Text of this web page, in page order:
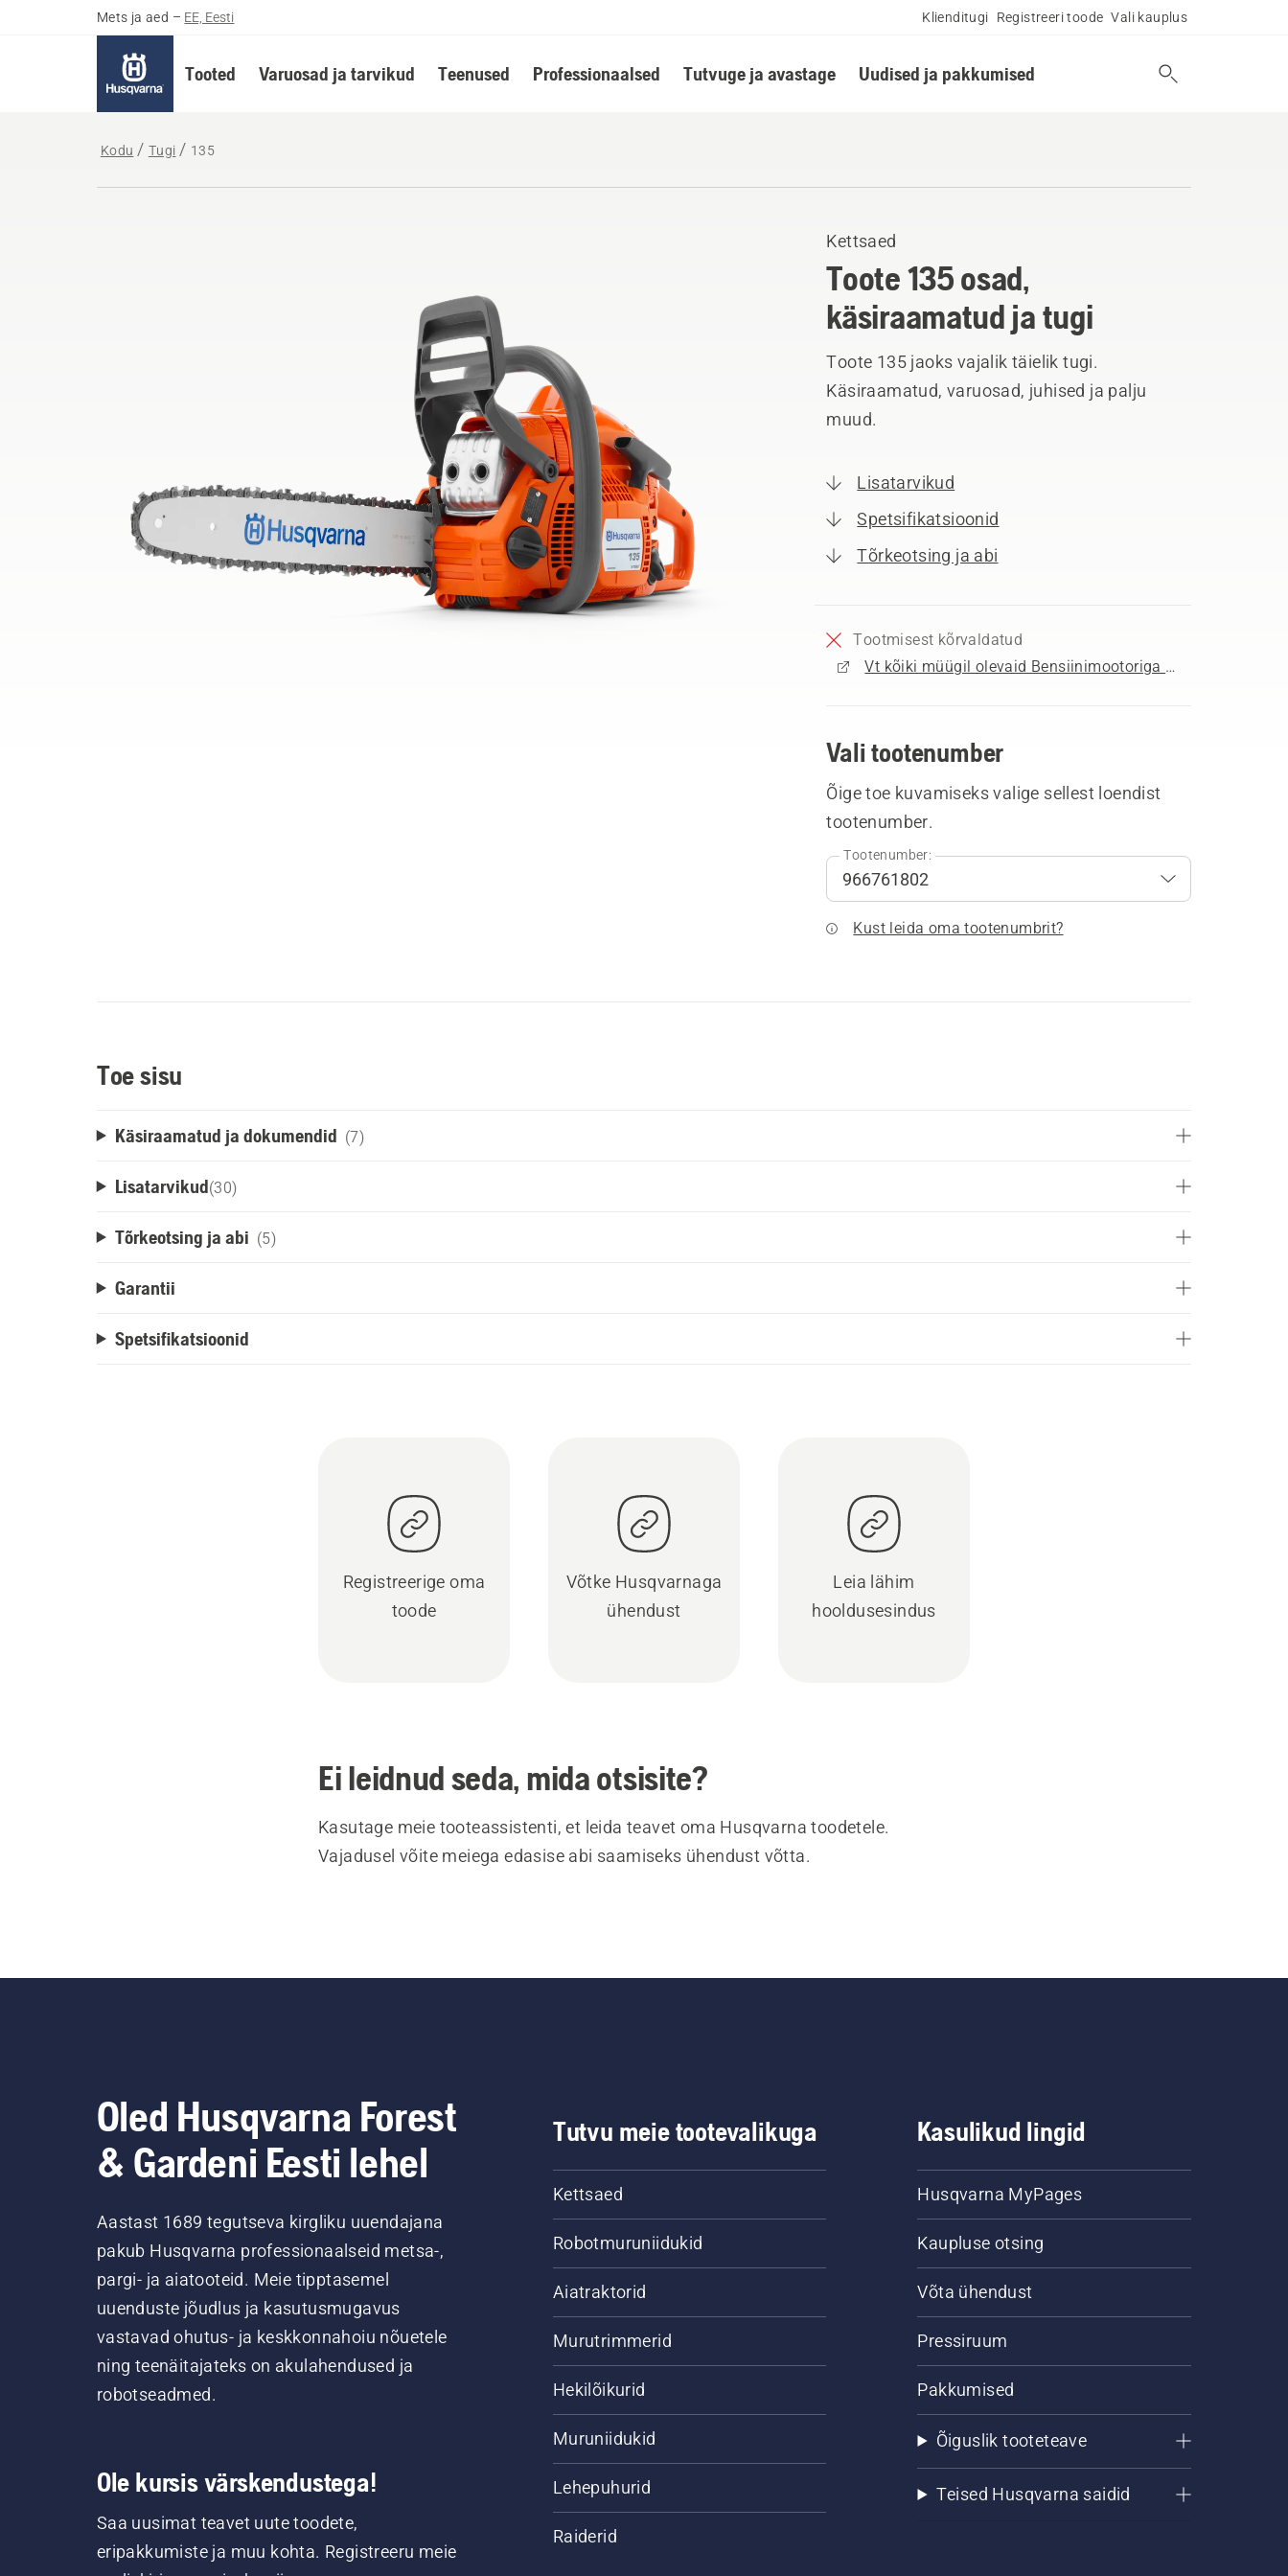
Mets ja aed – EE, Eesti Klienditugi Registreeri toode Vali kauplus
Tooted Varuosad ja tarvikud Teenused Professionaalsed Tutvuge ja avastage Uudised ja pakkumised
Kodu Tugi 135
Kettsaed
Toote 135 osad,
käsiraamatud ja tugi
Toote 135 jaoks vajalik täielik tugi.
Käsiraamatud, varuosad, juhised ja palju
muud.
Lisatarvikud
Spetsifikatsioonid
Tõrkeotsing ja abi
Tootmisest kõrvaldatud
Vt kõiki müügil olevaid Bensiinimootoriga kettsaed
Vali tootenumber
Õige toe kuvamiseks valige sellest loendist
tootenumber.
Tootenumber:
Kust leida oma tootenumbrit?
Toe sisu
Käsiraamatud ja dokumendid (7)
Lisatarvikud(30)
Tõrkeotsing ja abi (5)
Garantii
Spetsifikatsioonid
Registreerige oma
toode
Võtke Husqvarnaga
ühendust
Leia lähim
hooldusesindus
Ei leidnud seda, mida otsisite?
Kasutage meie tooteassistenti, et leida teavet oma Husqvarna toodetele.
Vajadusel võite meiega edasise abi saamiseks ühendust võtta.
Oled Husqvarna Forest
& Gardeni Eesti lehel
Aastast 1689 tegutseva kirgliku uuendajana
pakub Husqvarna professionaalseid metsa-,
pargi- ja aiatooteid. Meie tipptasemel
uuenduste jõudlus ja kasutusmugavus
vastavad ohutus- ja keskkonnahoiu nõuetele
ning teenäitajateks on akulahendused ja
robotseadmed.
Ole kursis värskendustega!
Saa uusimat teavet uute toodete,
eripakkumiste ja muu kohta. Registreeru meie
Tutvu meie tootevalikuga
Kettsaed
Robotmuruniidukid
Aiatraktorid
Murutrimmerid
Hekilõikurid
Muruniidukid
Lehepuhurid
Raiderid
Kasulikud lingid
Husqvarna MyPages
Kaupluse otsing
Võta ühendust
Pressiruum
Pakkumised
Õiguslik tooteteave
Teised Husqvarna saidid